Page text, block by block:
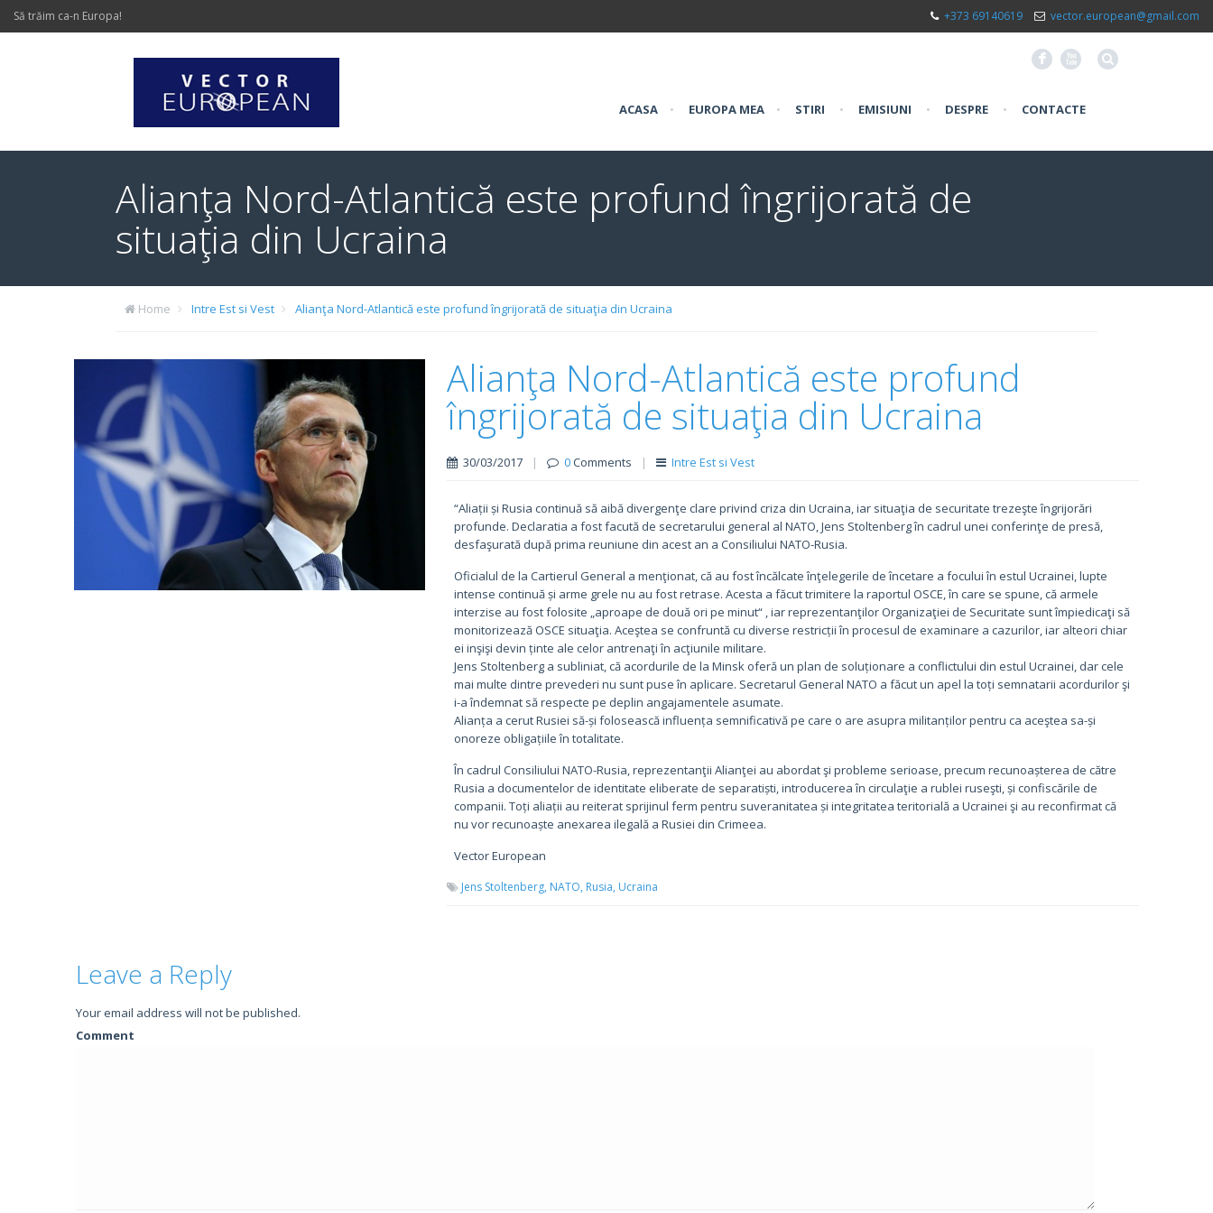
Să trăim ca-n Europa! +373 69140619 vector.european@gmail.com
F X
ACASA • EUROPA MEA • STIRI • EMISIUNI • DESPRE • CONTACTE
Alianţa Nord-Atlantică este profund îngrijorată de
situaţia din Ucraina
Home Intre Est si Vest Alianţa Nord-Atlantică este profund îngrijorată de situaţia din Ucraina
Alianţa Nord-Atlantică este profund
îngrijorată de situaţia din Ucraina
30/03/2017 | 0Comments | Intre Est si Vest
“Aliații și Rusia continuă să aibă divergenţe clare privind criza din Ucraina, iar situaţia de securitate trezeşte îngrijorări
profunde. Declaratia a fost facută de secretarului general al NATO, Jens Stoltenberg în cadrul unei conferinţe de presă,
desfaşurată după prima reuniune din acest an a Consiliului NATO-Rusia.
Oficialul de la Cartierul General a menţionat, că au fost încălcate înţelegerile de încetare a focului în estul Ucrainei, lupte
intense continuă și arme grele nu au fost retrase. Acesta a făcut trimitere la raportul OSCE, în care se spune, că armele
interzise au fost folosite „aproape de două ori pe minut“ , iar reprezentanţilor Organizaţiei de Securitate sunt împiedicaţi să
monitorizează OSCE situaţia. Aceştea se confruntă cu diverse restricții în procesul de examinare a cazurilor, iar alteori chiar
ei inşişi devin ținte ale celor antrenaţi în acţiunile militare.
Jens Stoltenberg a subliniat, că acordurile de la Minsk oferă un plan de soluționare a conflictului din estul Ucrainei, dar cele
mai multe dintre prevederi nu sunt puse în aplicare. Secretarul General NATO a făcut un apel la toți semnatarii acordurilor şi
i-a îndemnat să respecte pe deplin angajamentele asumate.
Alianța a cerut Rusiei să-și folosească influența semnificativă pe care o are asupra militanților pentru ca aceştea sa-și
onoreze obligațiile în totalitate.
În cadrul Consiliului NATO-Rusia, reprezentanţii Alianţei au abordat şi probleme serioase, precum recunoașterea de către
Rusia a documentelor de identitate eliberate de separatiști, introducerea în circulaţie a rublei ruseşti, și confiscările de
companii. Toți aliații au reiterat sprijinul ferm pentru suveranitatea și integritatea teritorială a Ucrainei şi au reconfirmat că
nu vor recunoaște anexarea ilegală a Rusiei din Crimeea.
Vector European
Jens Stoltenberg, NATO, Rusia, Ucraina
Leave a Reply
Your email address will not be published.
Comment